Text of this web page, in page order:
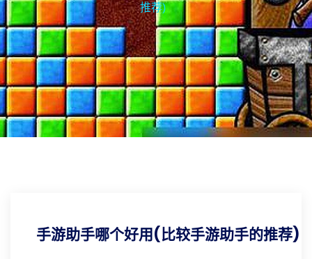
推荐)
手游助手哪个好用(比较手游助手的推荐)